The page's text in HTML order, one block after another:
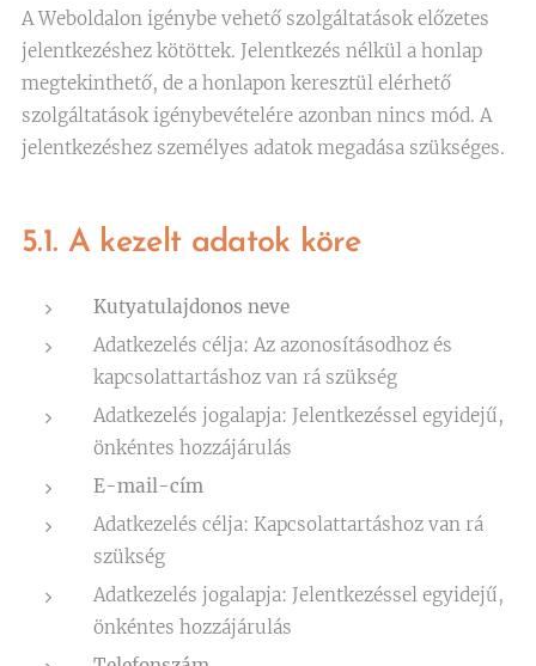
A Weboldalon igénybe vehető szolgáltatások előzetes
jelentkezéshez kötöttek. Jelentkezés nélkül a honlap
megtekinthető, de a honlapon keresztül elérhető
szolgáltatások igénybevételére azonban nincs mód. A
jelentkezéshez személyes adatok megadása szükséges.
5.1. A kezelt adatok köre
Kutyatulajdonos neve
Adatkezelés célja: Az azonosításodhoz és
kapcsolattartáshoz van rá szükség
Adatkezelés jogalapja: Jelentkezéssel egyidejű,
önkéntes hozzájárulás
E-mail-cím
Adatkezelés célja: Kapcsolattartáshoz van rá
szükség
Adatkezelés jogalapja: Jelentkezéssel egyidejű,
önkéntes hozzájárulás